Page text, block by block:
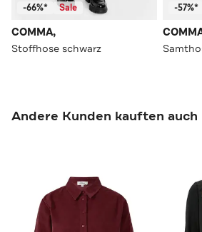
-66%* Sale
COMMA,
Stoffhose schwarz
-57%*
Andere Kunden kauften auch